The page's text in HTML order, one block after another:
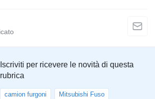
Iscriviti per ricevere le novità di questa
rubrica
camion furgoni Mitsubishi Fuso